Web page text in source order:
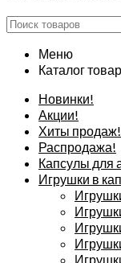
Меню
Каталог
Новинки!
Акции!
Хиты продаж!
Распродажа!
Капсулы для
Игрушки в